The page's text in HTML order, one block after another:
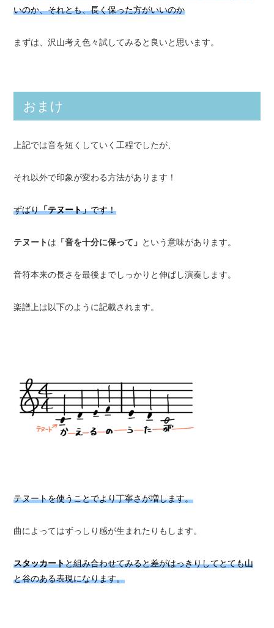
いのか、それとも、長く保った方がいいのか
まずは、沢山考え色々試してみると良いと思います。
おまけ
上記では音を短くしていく工程でしたが、
それ以外で印象が変わる方法があります！
ずばり「テヌート」です！
テヌートは 「音を十分に保って」 という意味があります。
音符本来の長さを最後までしっかりと伸ばし演奏します。
楽譜上は以下のように記載されます。
テヌートを使うことでより丁寧さが増します。
曲によってはずっしり感が生まれたりもします。
スタッカートと組み合わせてみると差がはっきりしてとても山
と谷のある表現になります。